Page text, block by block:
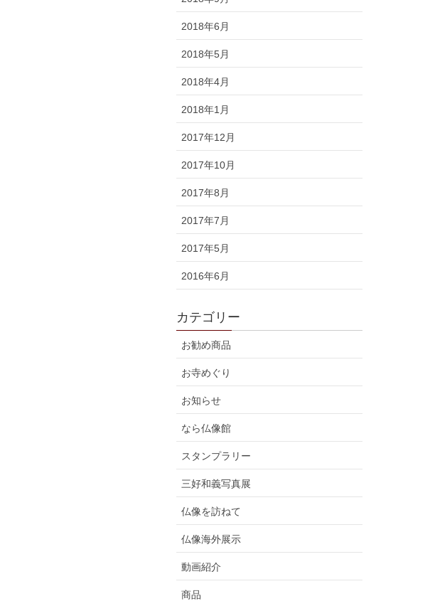
2018年6月
2018年5月
2018年4月
2018年1月
2017年12月
2017年10月
2017年8月
2017年7月
2017年5月
2016年6月
カテゴリー
お勧め商品
お寺めぐり
お知らせ
なら仏像館
スタンプラリー
三好和義写真展
仏像を訪ねて
仏像海外展示
動画紹介
商品